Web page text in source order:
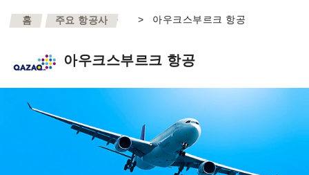
홈 >
주요 항공사 > 아우크스부르크 항공
아우크스부르크 항공